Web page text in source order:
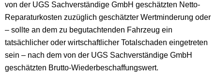
von der UGS Sachverständige GmbH geschätzten Netto-
Reparaturkosten zuzüglich geschätzter Wertminderung oder
– sollte an dem zu begutachtenden Fahrzeug ein
tatsächlicher oder wirtschaftlicher Totalschaden eingetreten
sein – nach dem von der UGS Sachverständige GmbH
geschätzten Brutto-Wiederbeschaffungswert.